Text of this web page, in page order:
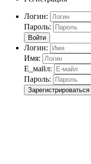
Логин:
Пароль:
Войти
Логин:
Имя:
Е_майл:
Пароль:
Зарегистрироваться